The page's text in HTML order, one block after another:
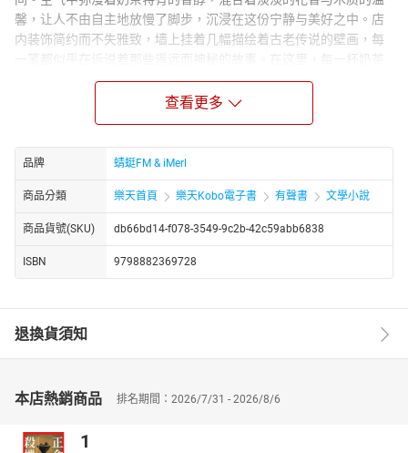
馨，让人不由自主地放慢了脚步，沉浸在这份宁静与美好之中。店
内装饰简约而不失雅致，墙上挂着几幅描绘着古老传说的壁画，每
一笔都似乎在诉说着那些遥远而神秘的故事。在这里，每一杯奶茶
都蕴含着不同的情感与故事。你可以选择一杯“猫妖之魅”，那深邃的
紫色液体中仿佛藏着猫妖的狡黠与温柔，轻啜一口，仿佛能听到它
在耳边低语，讲述着月光下穿梭于古城的奇遇。或是尝试一杯“血族
不易察觉的苦涩，如同血族贵族那复杂而深邃的情感世界。更有那
“人鱼之歌”，清澈透明的液体中仿佛融入了海洋的广阔与自由，每一
口都是对人鱼公主深情歌唱的回味。暮夢軒的主人，是一位看似平
凡却拥有非凡故事的老人。他总爱在闲暇时，对着那些愿意倾听的
客人，缓缓讲述那些自上古起就流传下来的故事。猫妖如何与人类
结缘，血族如何在黑夜中寻找光明，人鱼又如何为了爱情舍弃一
切……这些故事经过时间的洗礼，变得更加动人心弦，让人在品味奶
谈，都在享受着这份难得的宁静与美好。暮夢軒，不仅仅是一家奶
茶店，它更像是一个心灵的港湾，让人们在忙碌与喧嚣之外，找到
http://www.youtube.com/channel/UC2yhCURng4uUj_phEqZwKig/
查看更多
品牌 蜻蜓FM & iMerl
商品分類 樂天首頁 樂天Kobo電子書 有聲書 文學小說
商品貨號(SKU) db66bd14-f078-3549-9c2b-42c59abb6838
ISBN 9798882369728
退換貨須知
本店熱銷商品 排名期間：2026/7/31 - 2026/8/6
1